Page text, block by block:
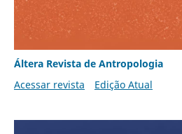
Áltera Revista de Antropologia
Acessar revista
Edição Atual